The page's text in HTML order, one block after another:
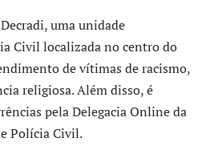
uma unidade
Civil localizada no centro do
de vítimas de racismo,
religiosa. Além disso, é
pela Delegacia Online da
Polícia Civil.